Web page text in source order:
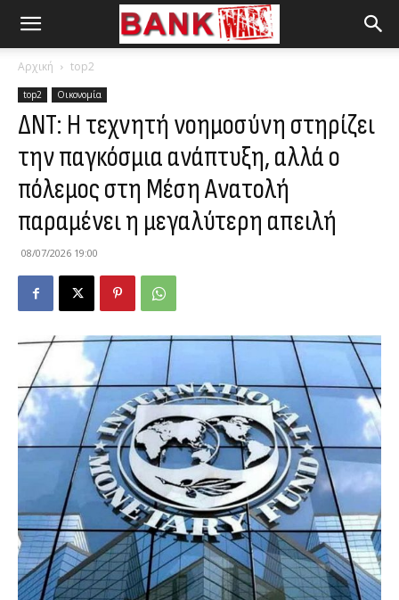
Αρχική top2
top2 Οικονομία
ΔΝΤ: Η τεχνητή νοημοσύνη στηρίζει
την παγκόσμια ανάπτυξη, αλλά ο
πόλεμος στη Μέση Ανατολή
παραμένει η μεγαλύτερη απειλή
08/07/2026 19:00